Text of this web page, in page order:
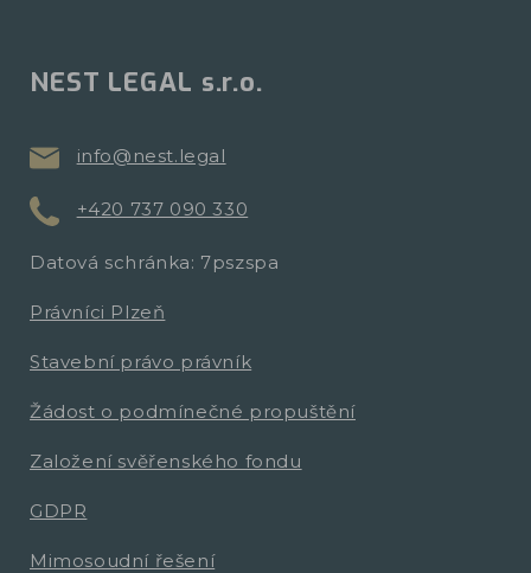
NEST LEGAL s.r.o.
info@nest.legal
+420 737 090 330
Datová schránka: 7pszspa
Právníci Plzeň
Stavební právo právník
Žádost o podmínečné propuštění
Založení svěřenského fondu
GDPR
Mimosoudní řešení